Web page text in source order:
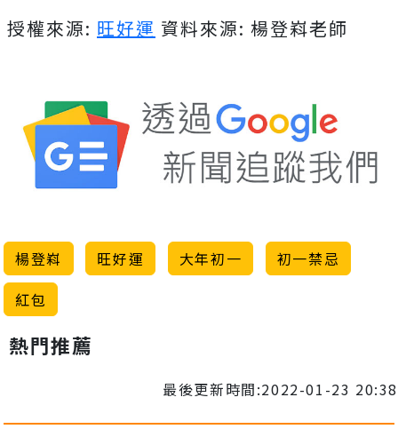
授權來源: 旺好運 資料來源: 楊登嵙老師
楊登嵙 旺好運 大年初一
初一禁忌
紅包
熱門推薦
最後更新時間:2022-01-23 20:38